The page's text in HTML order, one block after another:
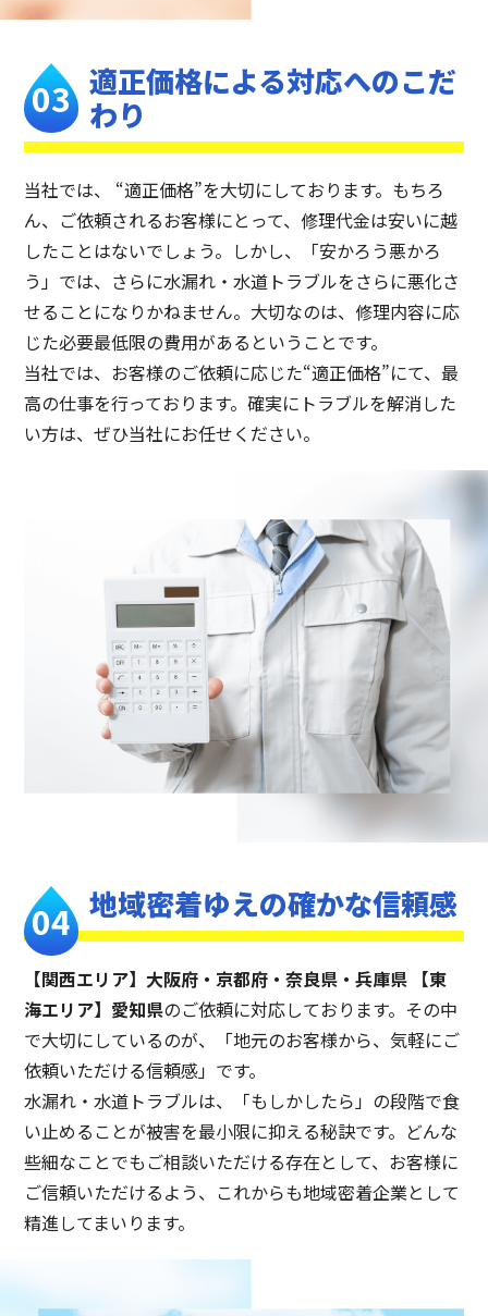
適正価格による対応へのこだ
わり
当社では、 “適正価格”を大切にしております。もちろ
ん、ご依頼されるお客様にとって、修理代金は安いに越
したことはないでしょう。しかし、「安かろう悪かろ
う」では、さらに水漏れ・水道トラブルをさらに悪化さ
せることになりかねません。大切なのは、修理内容に応
じた必要最低限の費用があるということです。
当社では、お客様のご依頼に応じた“適正価格”にて、最
高の仕事を行っております。確実にトラブルを解消した
い方は、ぜひ当社にお任せください。
地域密着ゆえの確かな信頼感
【関西エリア】大阪府・京都府・奈良県・兵庫県 【東
海エリア】愛知県のご依頼に対応しております。その中
で大切にしているのが、「地元のお客様から、気軽にご
依頼いただける信頼感」です。
水漏れ・水道トラブルは、「もしかしたら」の段階で食
い止めることが被害を最小限に抑える秘訣です。どんな
些細なことでもご相談いただける存在として、お客様に
ご信頼いただけるよう、これからも地域密着企業として
精進してまいります。